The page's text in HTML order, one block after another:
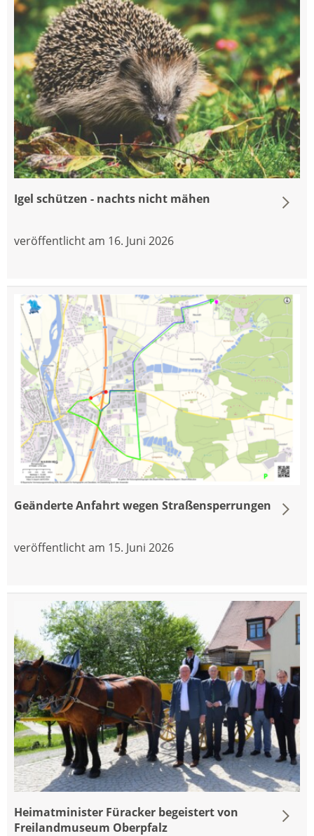
Igel schützen - nachts nicht mähen
veröffentlicht am 16. Juni 2026
Geänderte Anfahrt wegen Straßensperrungen
veröffentlicht am 15. Juni 2026
Heimatminister Füracker begeistert von
Freilandmuseum Oberpfalz